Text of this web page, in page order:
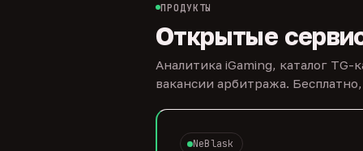
ПРОДУКТЫ
Открытые
Аналитика iGaming, каталог
вакансии арбитража.
NeBlask